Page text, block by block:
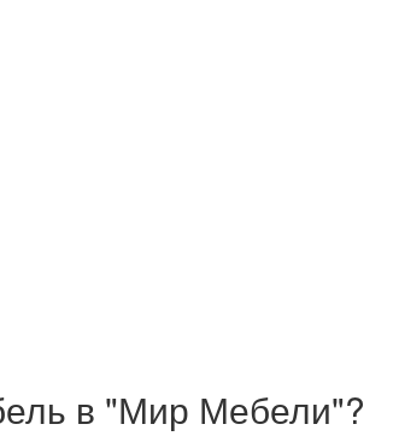
в "Мир Мебели"?